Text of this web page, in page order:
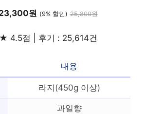
원 (9% 할인) 25,800원
4.5점 | 후기 : 25,614건
내용
라지(450g 이상)
과일향